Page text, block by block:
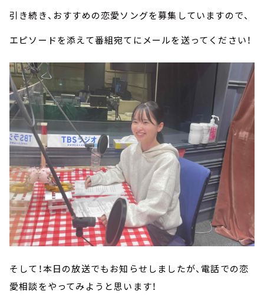
引き続き、おすすめの恋愛ソングを募集していますので、
エピソードを添えて番組宛てにメールを送ってください！
そして！本日の放送でもお知らせしましたが、電話での恋
愛相談をやってみようと思います！